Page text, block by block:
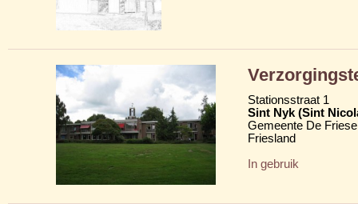
Stationsstraat 1
Sint Nyk (Sint
Gemeente De
Friesland
In gebruik